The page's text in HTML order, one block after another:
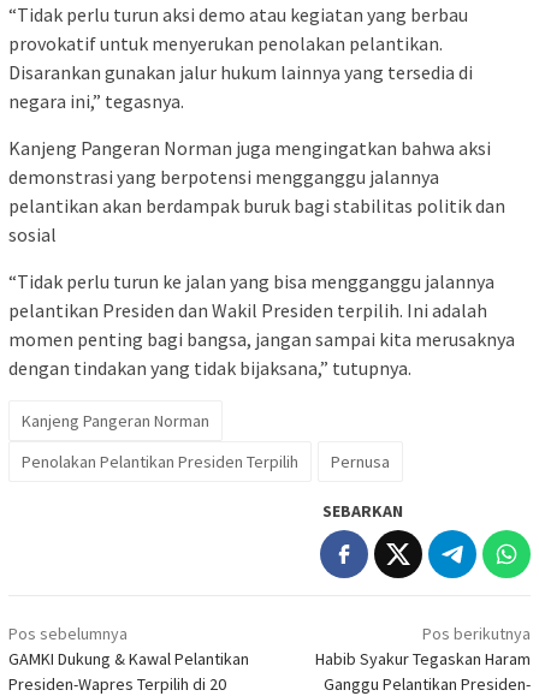
“Tidak perlu turun aksi demo atau kegiatan yang berbau
provokatif untuk menyerukan penolakan pelantikan.
Disarankan gunakan jalur hukum lainnya yang tersedia di
negara ini,” tegasnya.
Kanjeng Pangeran Norman juga mengingatkan bahwa aksi
demonstrasi yang berpotensi mengganggu jalannya
pelantikan akan berdampak buruk bagi stabilitas politik dan
sosial
“Tidak perlu turun ke jalan yang bisa mengganggu jalannya
pelantikan Presiden dan Wakil Presiden terpilih. Ini adalah
momen penting bagi bangsa, jangan sampai kita merusaknya
dengan tindakan yang tidak bijaksana,” tutupnya.
Kanjeng Pangeran Norman
Penolakan Pelantikan Presiden Terpilih
Pernusa
SEBARKAN
Navigasi
pos
Pos sebelumnya
GAMKI Dukung & Kawal Pelantikan
Presiden-Wapres Terpilih di 20
Pos berikutnya
Habib Syakur Tegaskan Haram
Ganggu Pelantikan Presiden-